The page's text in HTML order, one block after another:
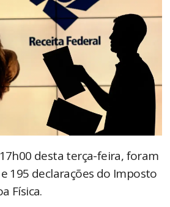
desta terça-feira, foram
195 declarações do Imposto
Física.